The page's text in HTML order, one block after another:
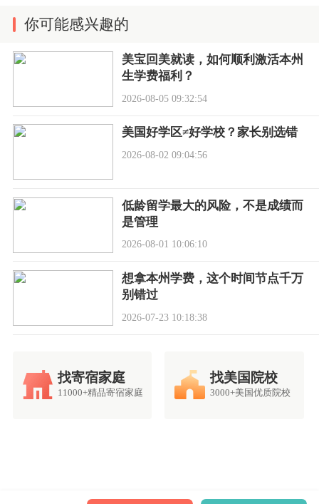
你可能感兴趣的
美宝回美就读，如何顺利激活本州
生学费福利？
2026-08-05 09:32:54
美国好学区≠好学校？家长别选错
2026-08-02 09:04:56
低龄留学最大的风险，不是成绩而
是管理
2026-08-01 10:06:10
想拿本州学费，这个时间节点千万
别错过
2026-07-23 10:18:38
找寄宿家庭
11000+精品寄宿家庭
找美国院校
3000+美国优质院校